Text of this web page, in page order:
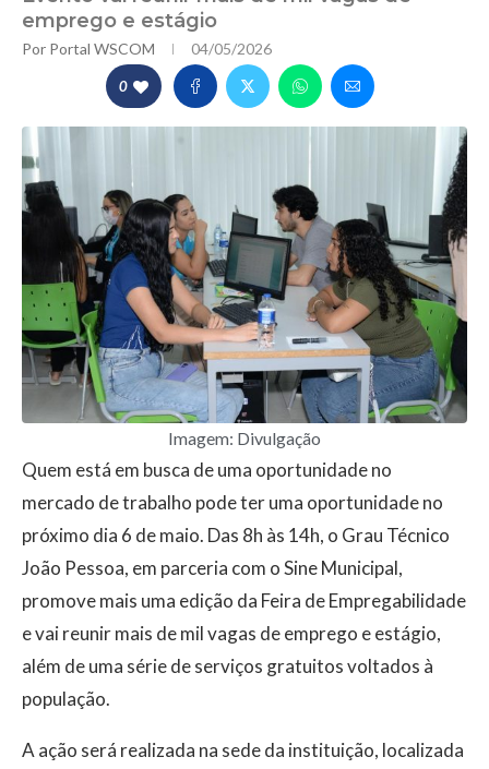
emprego e estágio
Por Portal WSCOM 04/05/2026
0
Imagem: Divulgação
Quem está em busca de uma oportunidade no
mercado de trabalho pode ter uma oportunidade no
próximo dia 6 de maio. Das 8h às 14h, o Grau Técnico
João Pessoa, em parceria com o Sine Municipal,
promove mais uma edição da Feira de Empregabilidade
e vai reunir mais de mil vagas de emprego e estágio,
além de uma série de serviços gratuitos voltados à
população.
A ação será realizada na sede da instituição, localizada